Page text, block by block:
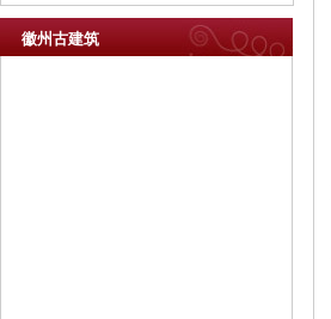
徽州古建筑